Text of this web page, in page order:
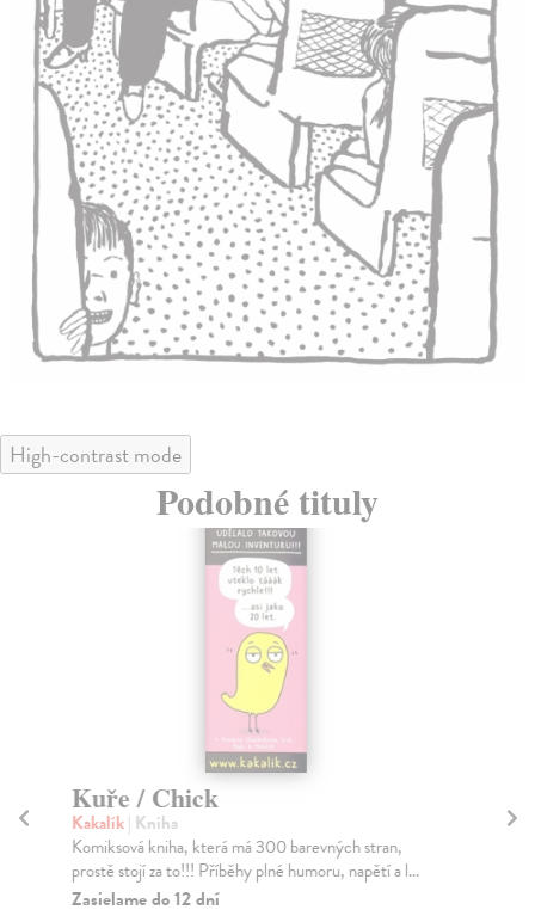
High-contrast mode
Podobné tituly
Kuře / Chick
Kakalík| Kniha
Komiksová kniha, která má 300 barevných stran,
prostě stojí za to!!! Příběhy plné humoru, napětí a l...
Zasielame do 12 dní